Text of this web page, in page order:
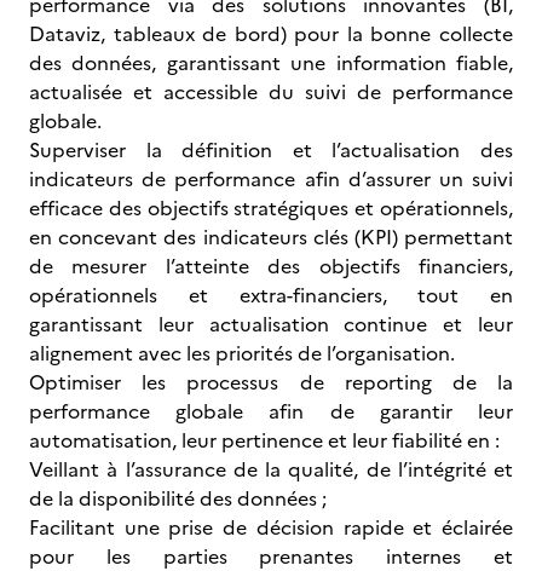
Dataviz, tableaux de bord) pour la bonne collecte
des données, garantissant une information fiable,
actualisée et accessible du suivi de performance
globale.
Superviser la définition et l’actualisation des
indicateurs de performance afin d’assurer un suivi
efficace des objectifs stratégiques et opérationnels,
en concevant des indicateurs clés (KPI) permettant
de mesurer l’atteinte des objectifs financiers,
opérationnels et extra-financiers, tout en
garantissant leur actualisation continue et leur
alignement avec les priorités de l’organisation.
Optimiser les processus de reporting de la
performance globale afin de garantir leur
automatisation, leur pertinence et leur fiabilité en :
Veillant à l’assurance de la qualité, de l’intégrité et
de la disponibilité des données ;
Facilitant une prise de décision rapide et éclairée
pour les parties prenantes internes et